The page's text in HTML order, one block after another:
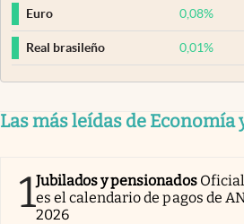
Euro 0,08%
Real brasileño 0,01%
Las más leídas de Economía
1Jubilados y pensionados
es el calendario de pagos de
2026